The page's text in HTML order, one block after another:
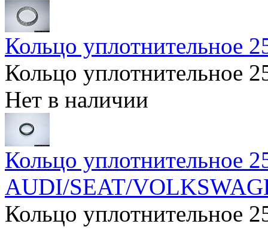
Кольцо уплотнительное
Кольцо уплотнительное
Нет в наличии
Кольцо уплотнительное
AUDI/SEAT/
Кольцо уплотнительное